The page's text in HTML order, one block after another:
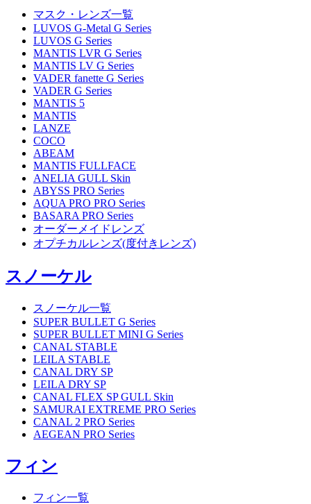
マスク・レンズ一覧
LUVOS G-Metal G Series
LUVOS G Series
MANTIS LVR G Series
MANTIS LV G Series
VADER fanette G Series
VADER G Series
MANTIS 5
MANTIS
LANZE
COCO
ABEAM
MANTIS FULLFACE
ANELIA GULL Skin
ABYSS PRO Series
AQUA PRO PRO Series
BASARA PRO Series
オーダーメイドレンズ
オプチカルレンズ(度付きレンズ)
スノーケル
スノーケル一覧
SUPER BULLET G Series
SUPER BULLET MINI G Series
CANAL STABLE
LEILA STABLE
CANAL DRY SP
LEILA DRY SP
CANAL FLEX SP GULL Skin
SAMURAI EXTREME PRO Series
CANAL 2 PRO Series
AEGEAN PRO Series
フィン
フィン一覧